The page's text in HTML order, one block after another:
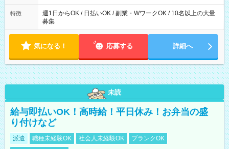
募集は行っておりません。予めご了承くださいませ。
特徴
週1日からOK / 日払いOK / 副業・WワークOK / 10名以上の大量
募集
気になる！ 応募する 詳細へ
未読
給与即払いOK！高時給！平日休み！お弁当の盛
り付けなど
派遣 職種未経験OK 社会人未経験OK
ブランクOK